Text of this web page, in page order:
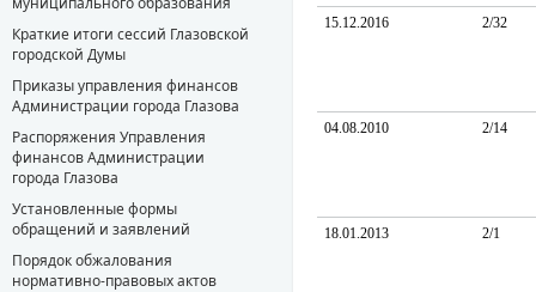
Краткие итоги сессий Глазовской
городской Думы
Приказы управления финансов
Администрации города Глазова
Распоряжения Управления
финансов Администрации
города Глазова
Установленные формы
обращений и заявлений
Порядок обжалования
нормативно-правовых актов
15.12.2016 2/32
04.08.2010 2/14
18.01.2013 2/1